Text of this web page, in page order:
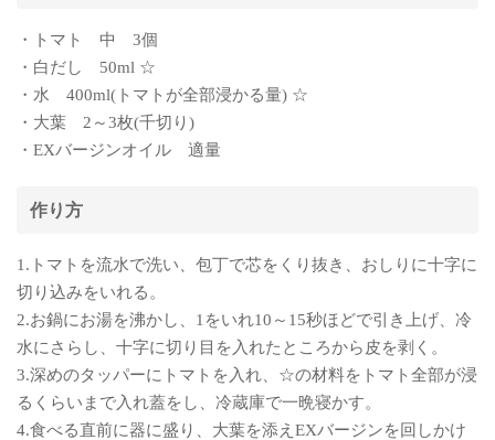
・トマト 中 3個
・白だし 50ml ☆
・水 400ml(トマトが全部浸かる量) ☆
・大葉 2～3枚(千切り)
・EXバージンオイル 適量
作り方
1.トマトを流水で洗い、包丁で芯をくり抜き、おしりに十字に
切り込みをいれる。
2.お鍋にお湯を沸かし、1をいれ10～15秒ほどで引き上げ、冷
水にさらし、十字に切り目を入れたところから皮を剥く。
3.深めのタッパーにトマトを入れ、☆の材料をトマト全部が浸
るくらいまで入れ蓋をし、冷蔵庫で一晩寝かす。
4.食べる直前に器に盛り、大葉を添えEXバージンを回しかけ